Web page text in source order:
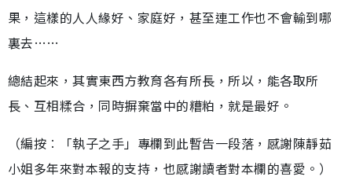
果，這樣的人人緣好、家庭好，甚至連工作也不會輸到哪
裏去……
總結起來，其實東西方教育各有所長，所以，能各取所
長、互相糅合，同時摒棄當中的糟粕，就是最好。
（編按︰「執子之手」專欄到此暫告一段落，感謝陳靜茹
小姐多年來對本報的支持，也感謝讀者對本欄的喜愛。）